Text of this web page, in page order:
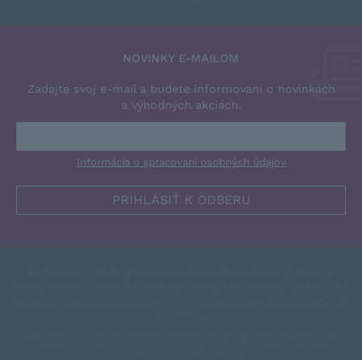
NOVINKY E-MAILOM
Zadajte svoj e-mail a budete informovaní o novinkách
a výhodných akciách.
Informácia o spracovaní osobných údajov